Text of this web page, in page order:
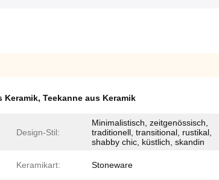
Keramik, Teekanne aus Keramik
Design-Stil:
Minimalistisch, zeitgenössisch,
traditionell, transitional, rustikal,
shabby chic, küstlich, skandin
Keramikart: Stoneware